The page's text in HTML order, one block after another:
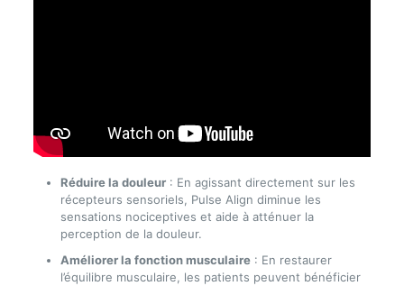
Réduire la douleur: En agissant directement sur les
récepteurs sensoriels, Pulse Align diminue les
sensations nociceptives et aide à atténuer la
perception de la douleur.
Améliorer la fonction musculaire: En restaurer
l’équilibre musculaire, les patients peuvent bénéficier